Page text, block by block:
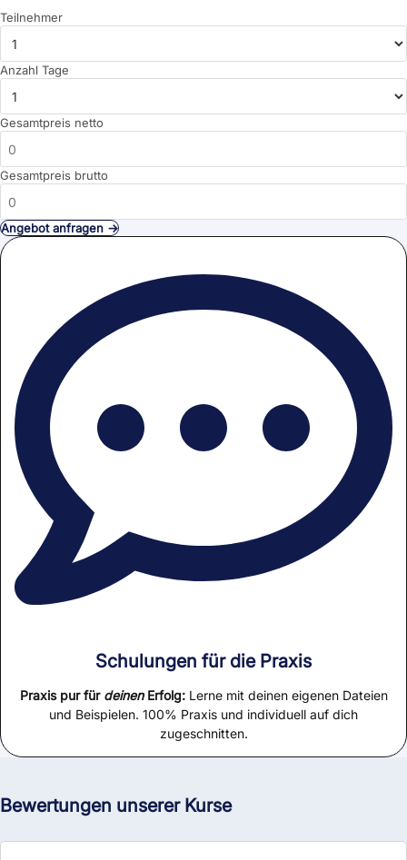
Teilnehmer
Anzahl Tage
Gesamtpreis netto
Gesamtpreis brutto
Angebot anfragen →
Schulungen für die Praxis
Praxis pur für deinen Erfolg: Lerne mit deinen eigenen Dateien
und Beispielen. 100% Praxis und individuell auf dich
zugeschnitten.
Bewertungen unserer Kurse